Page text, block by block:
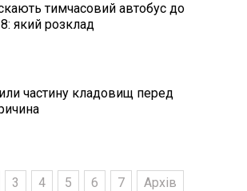
тимчасовий автобус до
який розклад
частину кладовищ перед
3 4 5 6 7 Архів